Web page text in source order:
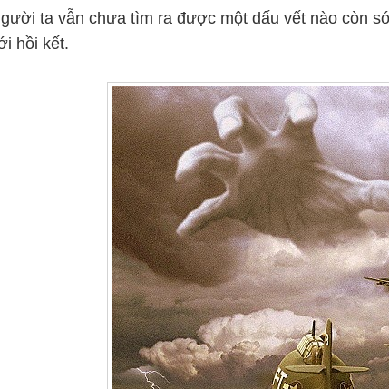
ta vẫn chưa tìm ra được một dấu vết nào còn
hồi kết.